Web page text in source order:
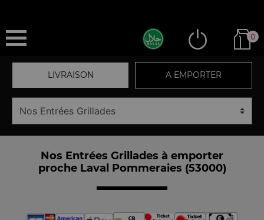
0
LIVRAISON A EMPORTER
Nos Entrées Grillades à emporter
proche Laval Pommeraies (53000)